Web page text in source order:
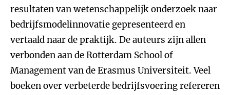
resultaten van wetenschappelijk onderzoek naar
bedrijfsmodelinnovatie gepresenteerd en
vertaald naar de praktijk. De auteurs zijn allen
verbonden aan de Rotterdam School of
Management van de Erasmus Universiteit. Veel
boeken over verbeterde bedrijfsvoering refereren